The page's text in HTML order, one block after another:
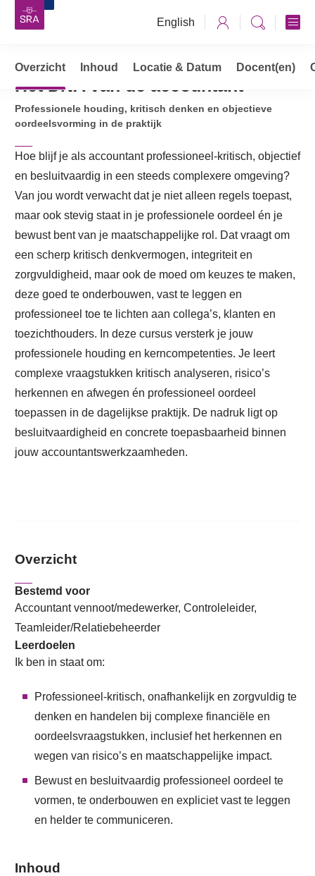
English
Opleidingen, cursussen & trainingen
Het DNA van de accountant
Professionele houding, kritisch denken en objectieve
oordeelsvorming in de praktijk
Hoe blijf je als accountant professioneel-kritisch, objectief
en besluitvaardig in een steeds complexere omgeving?
Van jou wordt verwacht dat je niet alleen regels toepast,
maar ook stevig staat in je professionele oordeel én je
bewust bent van je maatschappelijke rol. Dat vraagt om
een scherp kritisch denkvermogen, integriteit en
zorgvuldigheid, maar ook de moed om keuzes te maken,
deze goed te onderbouwen, vast te leggen en
professioneel toe te lichten aan collega’s, klanten en
toezichthouders. In deze cursus versterk je jouw
professionele houding en kerncompetenties. Je leert
complexe vraagstukken kritisch analyseren, risico’s
herkennen en afwegen én professioneel oordeel
toepassen in de dagelijkse praktijk. De nadruk ligt op
besluitvaardigheid en concrete toepasbaarheid binnen
jouw accountantswerkzaamheden.
Overzicht Inhoud Locatie & Datum Docent(en)
Overzicht
Bestemd voor
Accountant vennoot/medewerker, Controleleider,
Teamleider/Relatiebeheerder
Leerdoelen
Ik ben in staat om:
Professioneel-kritisch, onafhankelijk en zorgvuldig te
denken en handelen bij complexe financiële en
oordeelsvraagstukken, inclusief het herkennen en
wegen van risico’s en maatschappelijke impact.
Bewust en besluitvaardig professioneel oordeel te
vormen, te onderbouwen en expliciet vast te leggen
en helder te communiceren.
Inhoud